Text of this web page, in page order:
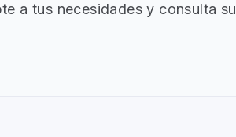
a tus necesidades y consulta su